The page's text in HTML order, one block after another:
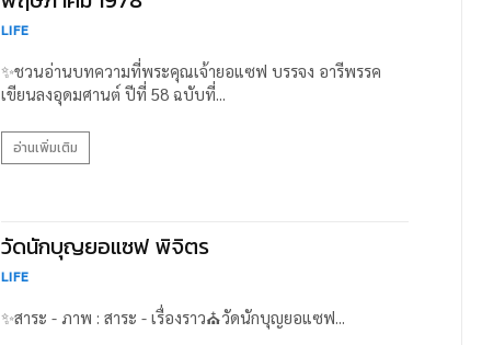
LIFE
✨ชวนอ่านบทความที่พระคุณเจ้ายอแซฟ บรรจง อารีพรรค
เขียนลงอุดมศานต์ ปีที่ 58 ฉบับที่...
อ่านเพิ่มเติม
วัดนักบุญยอแซฟ พิจิตร
LIFE
✨สาระ - ภาพ : สาระ - เรื่องราว⛪วัดนักบุญยอแซฟ...